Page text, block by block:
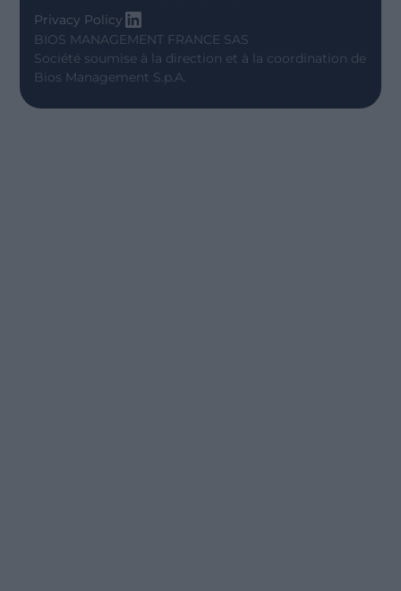
BIOS MANAGEMENT FRANCE SAS
Société soumise à la direction et à la coordination de
Bios Management S.p.A.
Privacy Policy